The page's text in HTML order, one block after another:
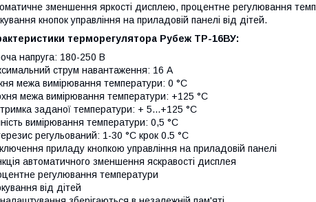
зменшення яркості дисплею, процентне регулювання
кнопок управління на приладовій панелі від дітей.
терморегулятора Рубеж ТР-16ВУ:
напруга: 180-250 В
струм навантаження: 16 А
межа вимірювання температури: 0 °С
межа вимірювання температури: +125 °С
заданої температури: + 5...+125 °С
вимірювання температури: 0,5 °С
регульований: 1-30 °С крок 0.5 °С
приладу кнопкою управління на приладовій панелі
автоматичного зменшення яскравості дисплея
регулювання температури
від дітей